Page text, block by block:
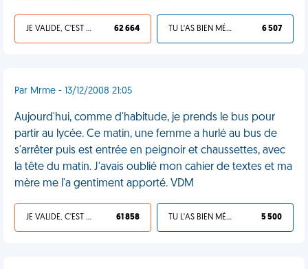
JE VALIDE, C'EST UNE VDM 62 664 TU L'AS BIEN MÉRITÉ 6 507
Par Mrme - 13/12/2008 21:05
Aujourd'hui, comme d'habitude, je prends le bus pour
partir au lycée. Ce matin, une femme a hurlé au bus de
s'arrêter puis est entrée en peignoir et chaussettes, avec
la tête du matin. J'avais oublié mon cahier de textes et ma
mère me l'a gentiment apporté. VDM
JE VALIDE, C'EST UNE VDM 61 858 TU L'AS BIEN MÉRITÉ 5 500